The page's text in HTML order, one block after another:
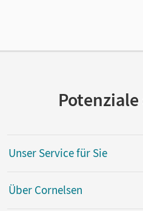
Unser Service für Sie
Über Cornelsen